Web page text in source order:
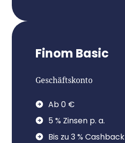
Finom Basic
Geschäftskonto
Ab 0 €
5 % Zinsen p. a.
Bis zu 3 % Cashback